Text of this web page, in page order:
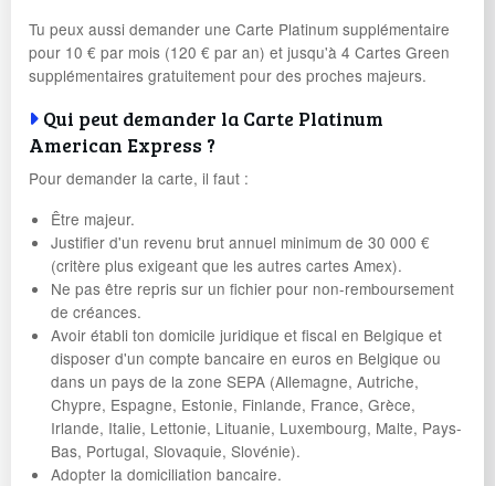
Tu peux aussi demander une Carte Platinum supplémentaire
pour 10 € par mois (120 € par an) et jusqu'à 4 Cartes Green
supplémentaires gratuitement pour des proches majeurs.
Qui peut demander la Carte Platinum
American Express ?
Pour demander la carte, il faut :
Être majeur.
Justifier d'un revenu brut annuel minimum de 30 000 €
(critère plus exigeant que les autres cartes Amex).
Ne pas être repris sur un fichier pour non-remboursement
de créances.
Avoir établi ton domicile juridique et fiscal en Belgique et
disposer d'un compte bancaire en euros en Belgique ou
dans un pays de la zone SEPA (Allemagne, Autriche,
Chypre, Espagne, Estonie, Finlande, France, Grèce,
Irlande, Italie, Lettonie, Lituanie, Luxembourg, Malte, Pays-
Bas, Portugal, Slovaquie, Slovénie).
Adopter la domiciliation bancaire.